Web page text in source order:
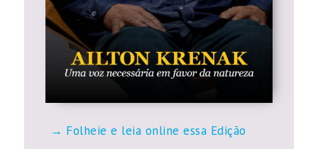
Folheie e leia online essa Edição